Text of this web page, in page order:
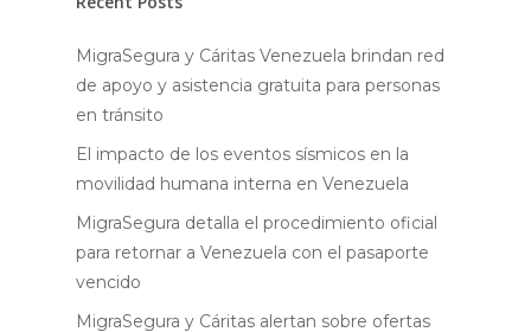
MigraSegura y Cáritas Venezuela brindan red
de apoyo y asistencia gratuita para personas
en tránsito
El impacto de los eventos sísmicos en la
movilidad humana interna en Venezuela
MigraSegura detalla el procedimiento oficial
para retornar a Venezuela con el pasaporte
vencido
MigraSegura y Cáritas alertan sobre ofertas